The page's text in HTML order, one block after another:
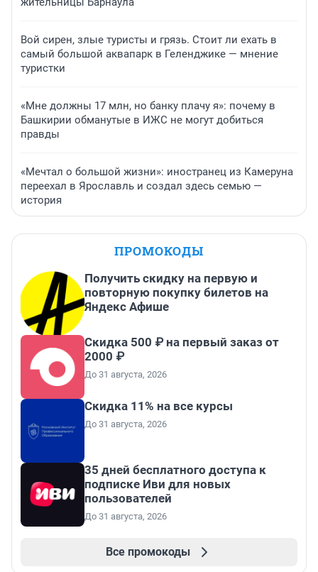
Вой сирен, злые туристы и грязь. Стоит ли ехать в
самый большой аквапарк в Геленджике — мнение
туристки
«Мне должны 17 млн, но банку плачу я»: почему в
Башкирии обманутые в ИЖС не могут добиться
правды
«Мечтал о большой жизни»: иностранец из Камеруна
переехал в Ярославль и создал здесь семью —
история
ПРОМОКОДЫ
Получить скидку на первую и
повторную покупку билетов на
Яндекс Афише
Скидка 500 ₽ на первый заказ от
2000 ₽
До 31 августа, 2026
Скидка 11% на все курсы
До 31 августа, 2026
35 дней бесплатного доступа к
подписке Иви для новых
пользователей
До 31 августа, 2026
Все промокоды